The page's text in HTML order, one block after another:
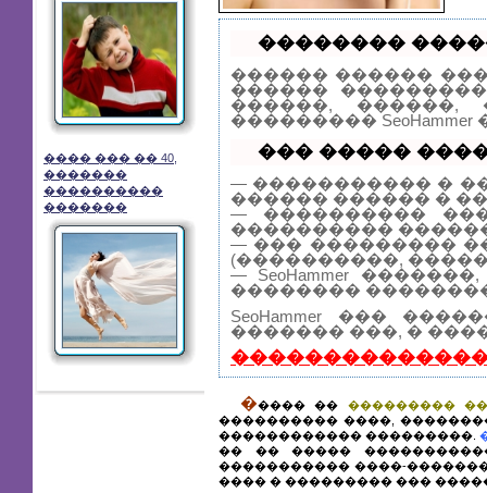
���� ��� �� 40,
�������
����������
�������
��������
������ ������
������
������, ������,
���������
��� �����
— ����������� �
������ ������ �
— ����������
����������
— ��� ���������
(����������,
— SeoHammer
��������
SeoHammer ���
������� ���, �
����� �� ���������
���������� ����,
������������ ���������.
�� �� �����
����������� ����-
���� � ��������� ���